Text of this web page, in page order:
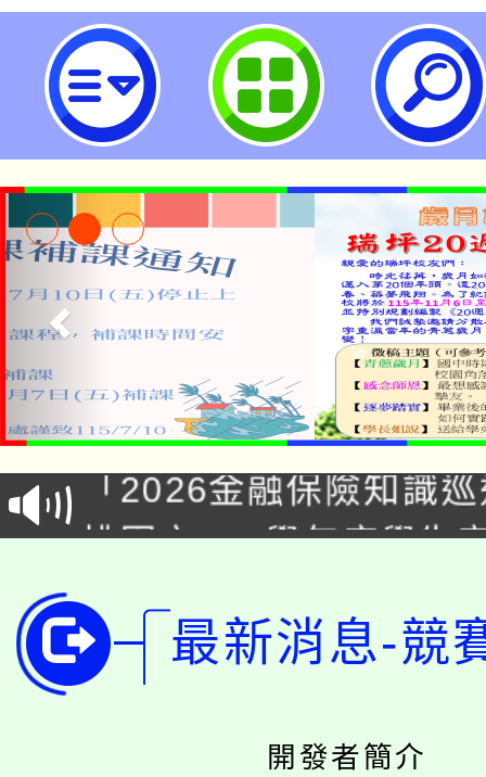
neilrpjhstyc網站設計者：徐嘉
公告本校115學年度第
代理(課)教師甄選結果(
「2026金融保險知識
車」活動
桃園市115學年度學生
代理(課)教師甄選結果(
公告本校115學年度第
代理(課)教師甄選結果(
轉知中國文化大學推廣
《TA101》溝通分析基
轉知苗栗縣政府辦理
最新消息-競
開發者簡介